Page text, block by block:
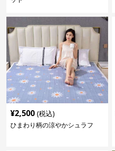
¥2,500 (税込)
ひまわり柄の涼やかシュラフ